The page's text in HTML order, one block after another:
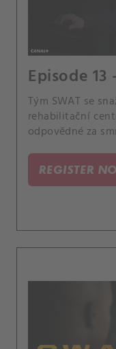
Episode
Tým SWAT se
rehabilitační
odpovědné za
rozhodnutí,
jejich dceru.
REGISTER